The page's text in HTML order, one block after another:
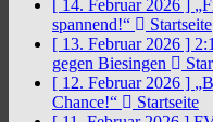
[ 14. Februar 2026 ]
spannend!“
Startseite
[ 13. Februar 2026 ]
gegen Biesingen
[ 12. Februar 2026 ]
Chance!“
Startseite